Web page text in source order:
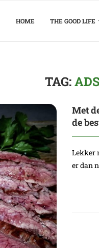
HOME THE GOOD LIFE
TAG:ADS
Met
de
Lekker
er dan